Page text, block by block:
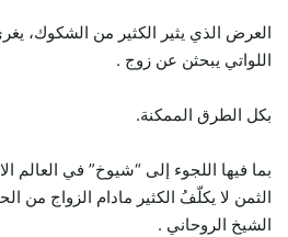
العرض الذي يثير الكثير من الشكوك،
اللواتي يبحثن عن زوج .
بكل الطرق الممكنة.
بما فيها اللجوء إلى “شيوخ” في العالم
الثمن لا يكلّفُ الكثير مادام الزواج من
الشيخ الروحاني .